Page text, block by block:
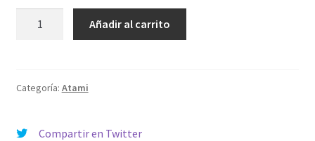
Kg
Añadir al carrito
Categoría: Atami
Compartir en Twitter